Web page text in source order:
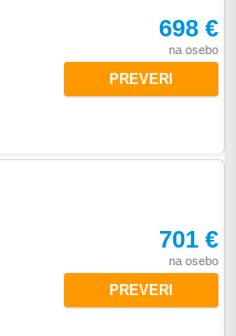
698 €
na osebo
PREVERI
701 €
na osebo
PREVERI